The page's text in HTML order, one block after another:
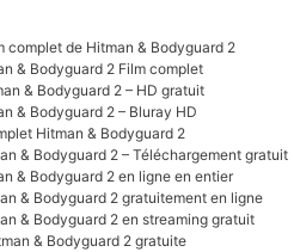
complet de Hitman & Bodyguard 2
& Bodyguard 2 Film complet
& Bodyguard 2 – HD gratuit
& Bodyguard 2 – Bluray HD
Hitman & Bodyguard 2
& Bodyguard 2 – Téléchargement gratuit
& Bodyguard 2 en ligne en entier
& Bodyguard 2 gratuitement en ligne
& Bodyguard 2 en streaming gratuit
& Bodyguard 2 gratuite